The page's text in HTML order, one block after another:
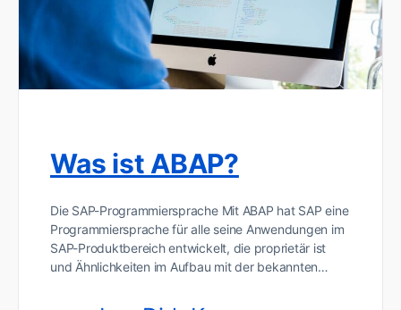
Was ist ABAP?
Die SAP-Programmiersprache Mit ABAP hat SAP eine
Programmiersprache für alle seine Anwendungen im
SAP-Produktbereich entwickelt, die proprietär ist
und Ähnlichkeiten im Aufbau mit der bekannten…